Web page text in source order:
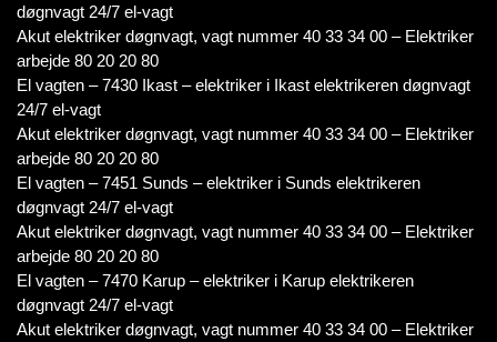
døgnvagt 24/7 el-vagt
Akut elektriker døgnvagt, vagt nummer 40 33 34 00 – Elektriker
arbejde 80 20 20 80
El vagten – 7430 Ikast – elektriker i Ikast elektrikeren døgnvagt
24/7 el-vagt
Akut elektriker døgnvagt, vagt nummer 40 33 34 00 – Elektriker
arbejde 80 20 20 80
El vagten – 7451 Sunds – elektriker i Sunds elektrikeren
døgnvagt 24/7 el-vagt
Akut elektriker døgnvagt, vagt nummer 40 33 34 00 – Elektriker
arbejde 80 20 20 80
El vagten – 7470 Karup – elektriker i Karup elektrikeren
døgnvagt 24/7 el-vagt
Akut elektriker døgnvagt, vagt nummer 40 33 34 00 – Elektriker